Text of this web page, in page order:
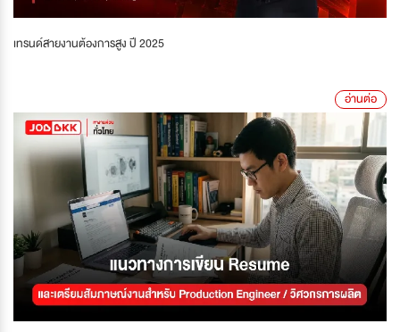
เทรนด์สายงานต้องการสูง ปี 2025
อ่านต่อ